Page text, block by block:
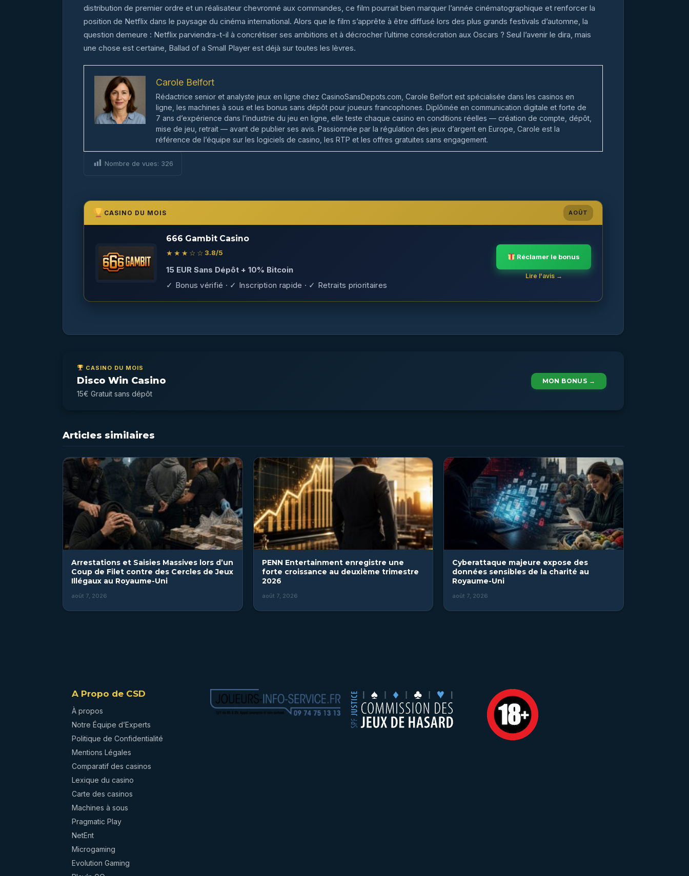
distribution de premier ordre et un réalisateur chevronné aux commandes, ce film pourrait bien marquer l’année cinématographique et renforcer la
position de Netflix dans le paysage du cinéma international. Alors que le film s’apprête à être diffusé lors des plus grands festivals d’automne, la
question demeure : Netflix parviendra-t-il à concrétiser ses ambitions et à décrocher l’ultime consécration aux Oscars ? Seul l’avenir le dira, mais
une chose est certaine, Ballad of a Small Player est déjà sur toutes les lèvres.
Carole Belfort
Rédactrice senior et analyste jeux en ligne chez CasinoSansDepots.com, Carole Belfort est spécialisée dans les casinos en
ligne, les machines à sous et les bonus sans dépôt pour joueurs francophones. Diplômée en communication digitale et forte de
7 ans d’expérience dans l’industrie du jeu en ligne, elle teste chaque casino en conditions réelles — création de compte, dépôt,
mise de jeu, retrait — avant de publier ses avis. Passionnée par la régulation des jeux d’argent en Europe, Carole est la
référence de l’équipe sur les logiciels de casino, les RTP et les offres gratuites sans engagement.
Nombre de vues: 326
CASINO DU MOIS AOÛT
666 Gambit Casino
★★★☆☆ 3.8/5
15 EUR Sans Dépôt + 10% Bitcoin
✓ Bonus vérifié · ✓ Inscription rapide · ✓ Retraits prioritaires
Réclamer le bonus
Lire l'avis →
CASINO DU MOIS
Disco Win Casino
15€ Gratuit sans dépôt
MON BONUS →
Articles similaires
Arrestations et Saisies Massives lors d’un
Coup de Filet contre des Cercles de Jeux
Illégaux au Royaume-Uni
août 7, 2026
PENN Entertainment enregistre une
forte croissance au deuxième trimestre
2026
août 7, 2026
Cyberattaque majeure expose des
données sensibles de la charité au
Royaume-Uni
août 7, 2026
A Propo de CSD
À propos
Notre Équipe d’Experts
Politique de Confidentialité
Mentions Légales
Comparatif des casinos
Lexique du casino
Carte des casinos
Machines à sous
Pragmatic Play
NetEnt
Microgaming
Evolution Gaming